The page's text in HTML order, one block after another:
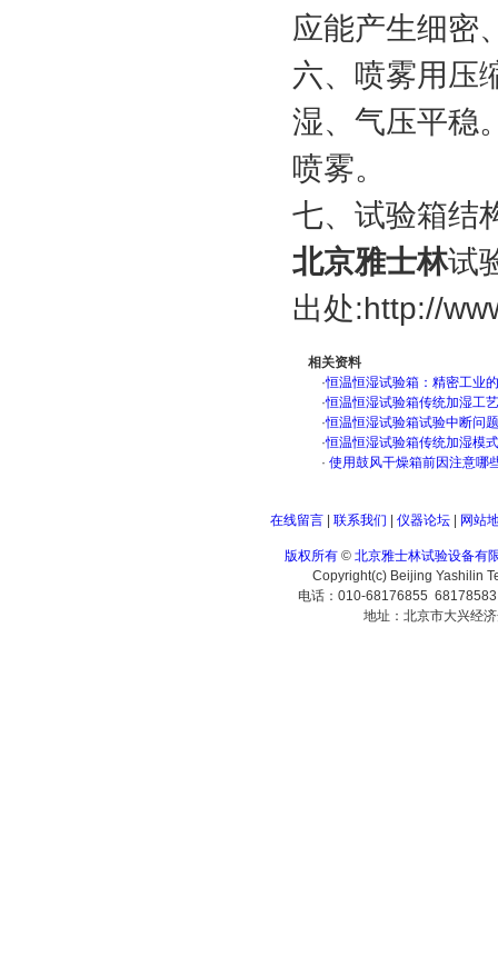
应能产生细密
六、喷雾用压
湿、气压平稳
喷雾。
七、试验箱结
北京雅士林试
出处:http://
相关资料
·恒温恒湿试验箱：精密工业
·恒温恒湿试验箱传统加湿工
·恒温恒湿试验箱试验中断问
·恒温恒湿试验箱传统加湿模
· 使用鼓风干燥箱前因注意哪
在线留言| 联系我们 仪器论坛| 网站
版权所有 © 北京雅士林试验设备有
Copyright(c) Beijing Yashilin
电话：010-68176855
地址：北京市大兴经